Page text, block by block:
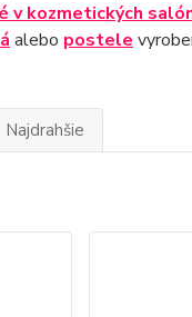
v kozmetických
alebo postele
Najdrahšie